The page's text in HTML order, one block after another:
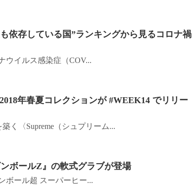
依存している国”ランキングから見るコロナ禍
ウイルス感染症（COV...
年春夏コレクションが #WEEK14 でリリー
く〈Supreme（シュプリーム...
ボールZ』の軟式グラブが登場
ボール超 スーパーヒー...